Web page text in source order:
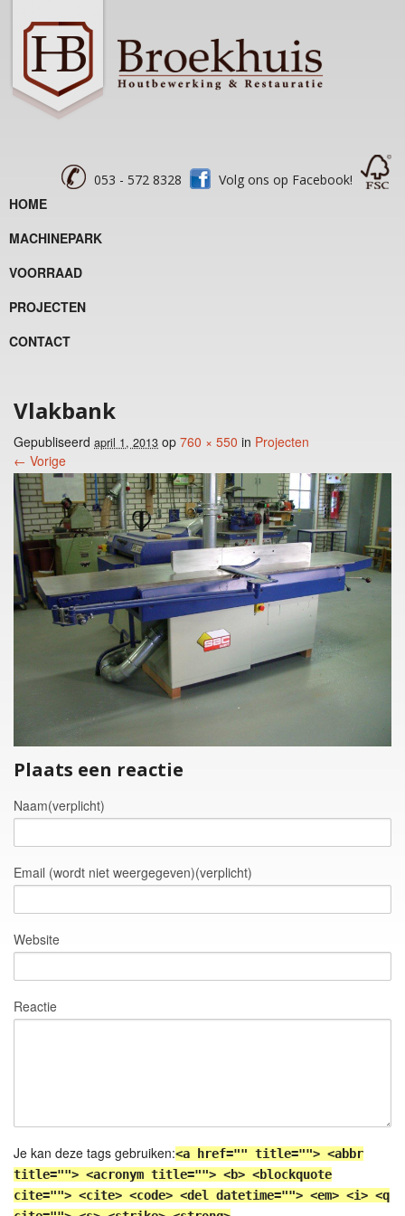
053 - 572 8328 Volg ons op Facebook!
HOME
MACHINEPARK
VOORRAAD
PROJECTEN
CONTACT
Vlakbank
Gepubliseerd april 1, 2013 op 760 × 550 in Projecten
Foto menu
← Vorige
Plaats een reactie
Naam(verplicht)
Email (wordt niet weergegeven)(verplicht)
Website
Reactie
Je kan deze tags gebruiken:<a href="" title=""> <abbr
title=""> <acronym title=""> <b> <blockquote
cite=""> <cite> <code> <del datetime=""> <em> <i> <q